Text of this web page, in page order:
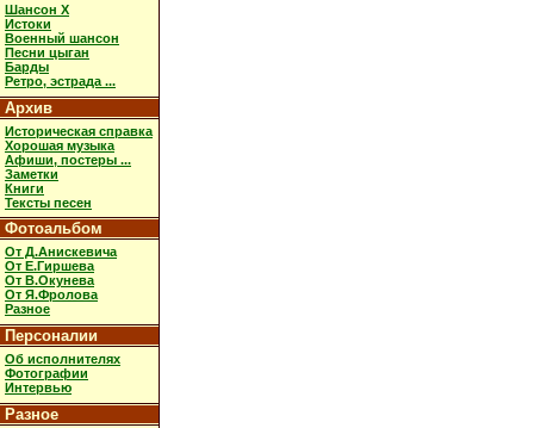
Шансон X
Истоки
Военный шансон
Песни цыган
Барды
Ретро, эстрада ...
Архив
Историческая справка
Хорошая музыка
Афиши, постеры ...
Заметки
Книги
Тексты песен
Фотоальбом
От Д.Анискевича
От Е.Гиршева
От В.Окунева
От Я.Фролова
Разное
Персоналии
Об исполнителях
Фотографии
Интервью
Разное